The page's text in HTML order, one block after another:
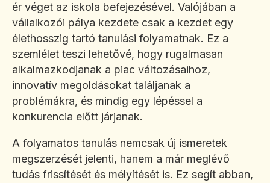
ér véget az iskola befejezésével. Valójában a
vállalkozói pálya kezdete csak a kezdet egy
élethosszig tartó tanulási folyamatnak. Ez a
szemlélet teszi lehetővé, hogy rugalmasan
alkalmazkodjanak a piac változásaihoz,
innovatív megoldásokat találjanak a
problémákra, és mindig egy lépéssel a
konkurencia előtt járjanak.
A folyamatos tanulás nemcsak új ismeretek
megszerzését jelenti, hanem a már meglévő
tudás frissítését és mélyítését is. Ez segít abban,